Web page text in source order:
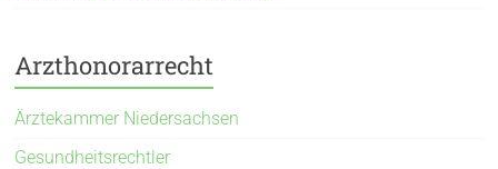
Arzthonorarrecht
Ärztekammer Niedersachsen
Gesundheitsrechtler